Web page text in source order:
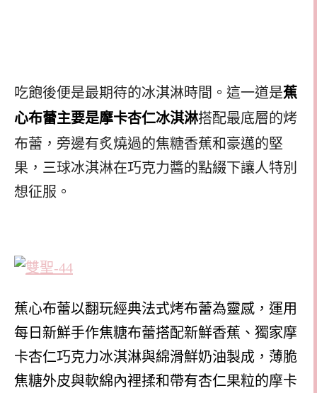
吃飽後便是最期待的冰淇淋時間。這一道是蕉
心布蕾主要是摩卡杏仁冰淇淋搭配最底層的烤
布蕾，旁邊有炙燒過的焦糖香蕉和豪邁的堅
果，三球冰淇淋在巧克力醬的點綴下讓人特別
想征服。
蕉心布蕾以翻玩經典法式烤布蕾為靈感，運用
每日新鮮手作焦糖布蕾搭配新鮮香蕉、獨家摩
卡杏仁巧克力冰淇淋與綿滑鮮奶油製成，薄脆
焦糖外皮與軟綿內裡揉和帶有杏仁果粒的摩卡